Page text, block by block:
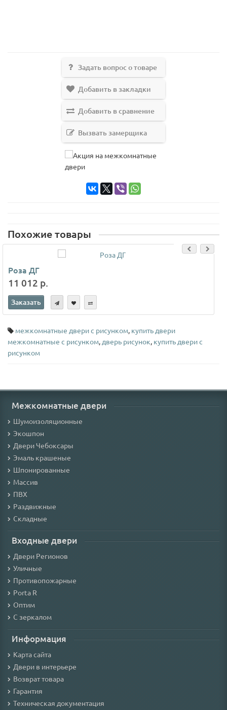
Задать вопрос о товаре
Добавить в закладки
Добавить в сравнение
Вызвать замерщика
Похожие товары
Роза ДГ
11 012 р.
Заказать
межкомнатные двери с рисунком, купить двери
межкомнатные с рисунком, дверь рисунок, купить двери с
рисунком
Межкомнатные двери
Шумоизоляционные
Экошпон
Двери Чебоксары
Эмаль крашеные
Шпонированные
Массив
ПВХ
Раздвижные
Складные
Входные двери
Двери Регионов
Уличные
Противопожарные
Porta R
Оптим
С зеркалом
Информация
Карта сайта
Двери в интерьере
Возврат товара
Гарантия
Техническая документация